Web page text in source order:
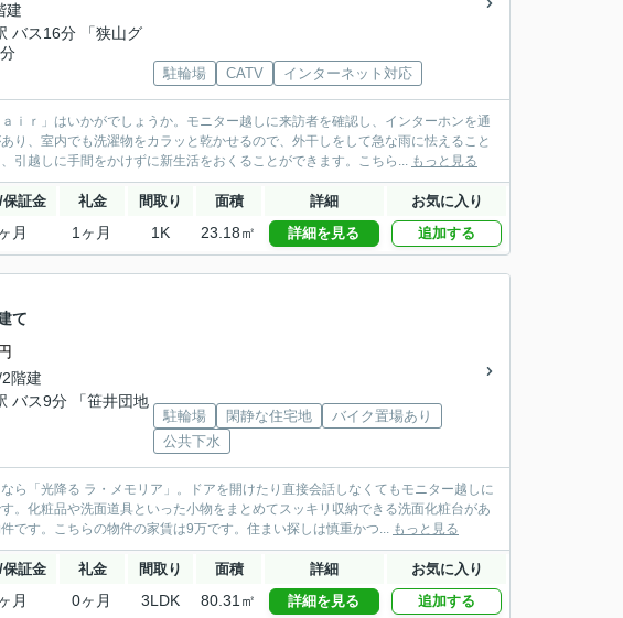
建
バス16分 「狭山グ
駐輪場 CATV インターネット対応
ｉｒ」はいかがでしょうか。モニター越しに来訪者を確認し、インターホンを通
り、室内でも洗濯物をカラッと乾かせるので、外干しをして急な雨に怯えること
引越しに手間をかけずに新生活をおくることができます。こちら... もっと見る
証金 礼金 間取り 面積 詳細 お気に入り
月 1ヶ月 1K 23.18㎡ 詳細を見る 追加する
て
階建
バス9分 「笹井団地
駐輪場 閑静な住宅地
バイク置場あり
公共下水
ら「光降る ラ・メモリア」。ドアを開けたり直接会話しなくてもモニター越しに
。化粧品や洗面道具といった小物をまとめてスッキリ収納できる洗面化粧台があ
です。こちらの物件の家賃は9万です。住まい探しは慎重かつ... もっと見る
証金 礼金 間取り 面積 詳細 お気に入り
月 0ヶ月 3LDK 80.31㎡ 詳細を見る 追加する